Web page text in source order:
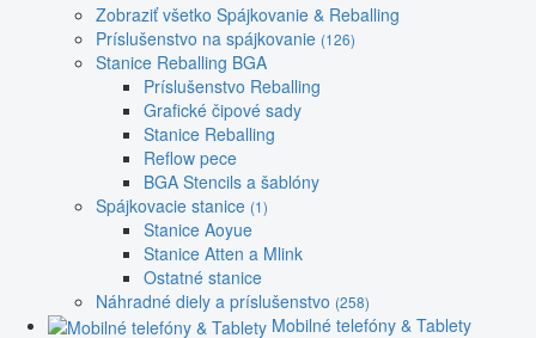
Zobraziť všetko Spájkovanie & Reballing
Príslušenstvo na spájkovanie (126)
Stanice Reballing BGA
Príslušenstvo Reballing
Grafické čipové sady
Stanice Reballing
Reflow pece
BGA Stencils a šablóny
Spájkovacie stanice (1)
Stanice Aoyue
Stanice Atten a Mlink
Ostatné stanice
Náhradné diely a príslušenstvo (258)
Mobilné telefóny & Tablety